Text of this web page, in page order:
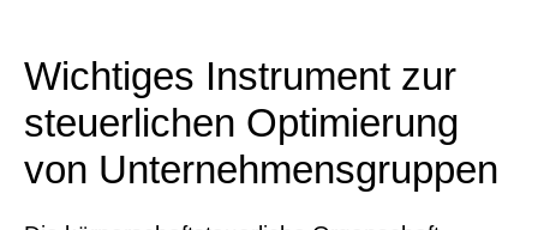
Wichtiges Instrument zur
steuerlichen Optimierung
von Unternehmensgruppen